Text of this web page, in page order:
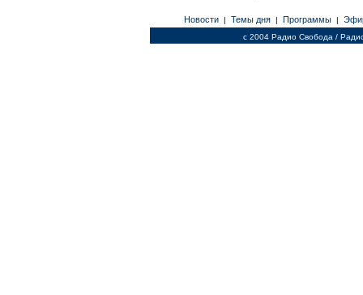
Новости | Темы дня | Программы |
c 2004 Радио Свобода /